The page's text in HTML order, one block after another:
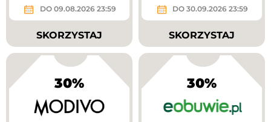
DO 09.08.2026 23:59
SKORZYSTAJ
DO 30.09.2026 23:59
SKORZYSTAJ
30% 30%